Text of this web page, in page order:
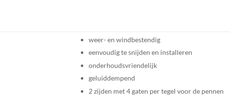
weer- en windbestendig
eenvoudig te snijden en installeren
onderhoudsvriendelijk
geluiddempend
2 zijden met 4 gaten per tegel voor de pennen